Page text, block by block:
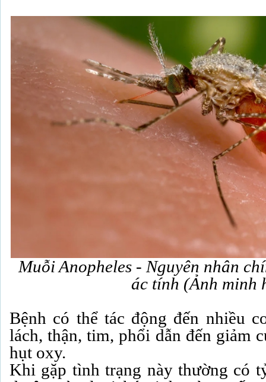
Muỗi Anopheles - Nguyên nhân
ác tính (Ảnh minh
Bệnh có thể tác động đến nhiều
lách, thận, tim, phổi dẫn đến giảm
hụt oxy.
Khi gặp tình trạng này thường có